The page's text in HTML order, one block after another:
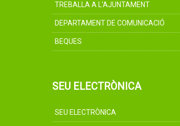
TREBALLA A L'AJUNTAMENT
DEPARTAMENT DE COMUNICACIÓ
BEQUES
SEU ELECTRÒNICA
SEU ELECTRÒNICA